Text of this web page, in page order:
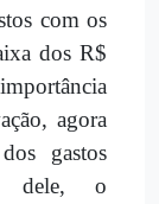
com os
dos R$
agora
gastos
dele, o